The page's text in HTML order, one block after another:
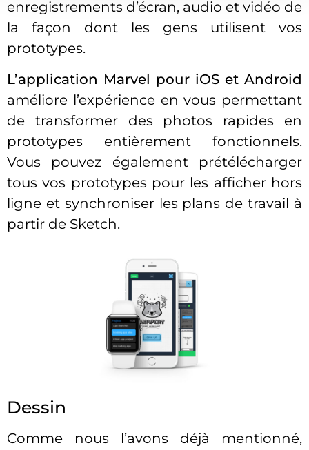
enregistrements d’écran, audio et vidéo de
la façon dont les gens utilisent vos
prototypes.
L’application Marvel pour iOS et Android
améliore l’expérience en vous permettant
de transformer des photos rapides en
prototypes entièrement fonctionnels.
Vous pouvez également prétélécharger
tous vos prototypes pour les afficher hors
ligne et synchroniser les plans de travail à
partir de Sketch.
Dessin
Comme nous l’avons déjà mentionné,